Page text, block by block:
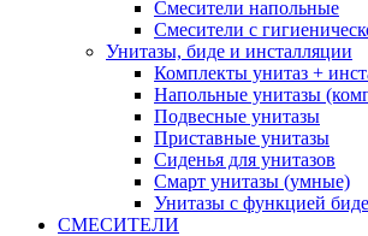
Смесители напольные
Смесители с
Унитазы, биде и инсталляции
Комплекты унитаз +
Напольные унитазы
Подвесные унитазы
Приставные унитазы
Сиденья для унитазов
Смарт унитазы (умные)
Унитазы с функцией биде
СМЕСИТЕЛИ